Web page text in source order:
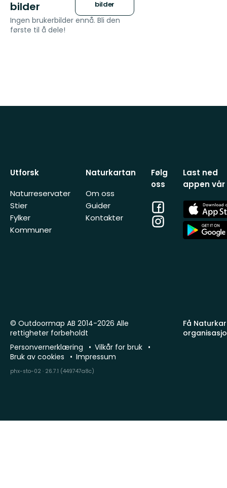
bilder
bilder
Ingen brukerbilder ennå. Bli den
første til å dele!
Utforsk
Naturreservater
Stier
Fylker
Kommuner
Naturkartan
Om oss
Guider
Kontakter
Følg
oss
Facebook
Instagram
Last ned
appen vår
App
Store
App
Store
Få
© Outdoormap AB 2014-2026 Alle
rettigheter forbeholdt
Personvernerklæring
Vilkår for bruk
Bruk av cookies
Impressum
phx-sto-02 · 26.7.1 (449747a8c)